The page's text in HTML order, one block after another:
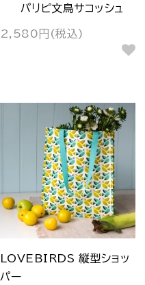
パリピ文鳥サコッシュ
2,580円(税込)
LOVEBIRDS 縦型ショッ
パー